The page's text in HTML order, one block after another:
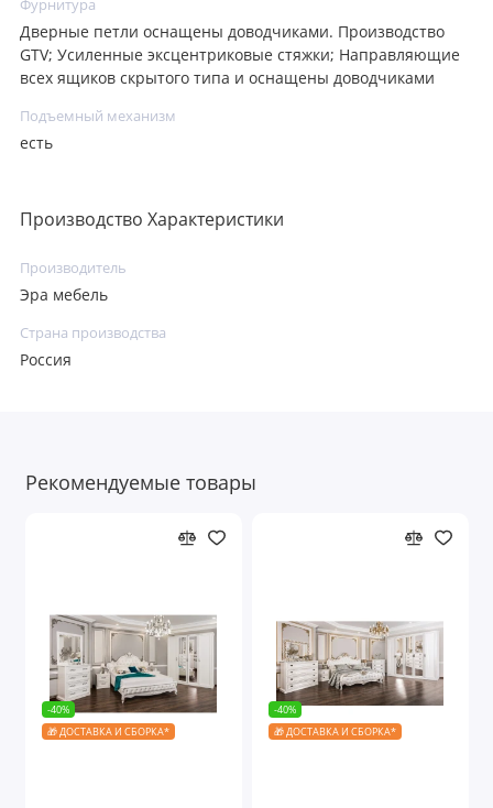
Фурнитура
Дверные петли оснащены доводчиками. Производство
GTV; Усиленные эксцентриковые стяжки; Направляющие
всех ящиков скрытого типа и оснащены доводчиками
Подъемный механизм
есть
Производство Характеристики
Производитель
Эра мебель
Страна производства
Россия
Рекомендуемые товары
-40%
🎁 ДОСТАВКА И СБОРКА*
-40%
🎁 ДОСТАВКА И СБОРКА*